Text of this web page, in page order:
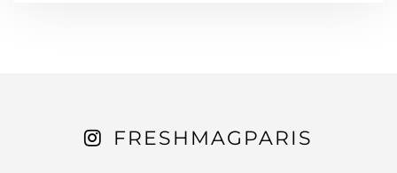
FRESHMAGPARIS